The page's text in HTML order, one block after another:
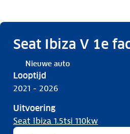
Seat Ibiza V 1e
Nieuwe auto
Looptijd
2021 - 2026
Uitvoering
Seat Ibiza 1.5tsi 110kw